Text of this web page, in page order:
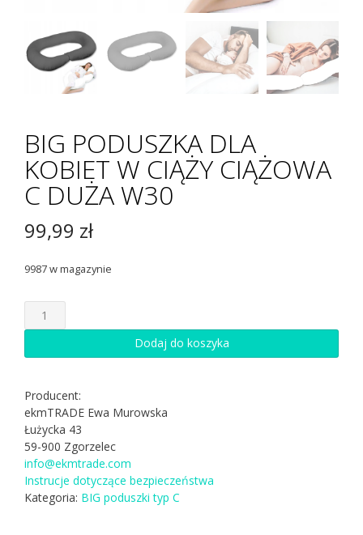
BIG PODUSZKA DLA
KOBIET W CIĄŻY CIĄŻOWA
C DUŻA W30
99,99 zł
9987 w magazynie
ilość
BIG
DLA
W
CIĄŻY
CIĄŻOWA
C
DUŻA
W30
Dodaj do koszyka
Producent:
ekmTRADE Ewa Murowska
Łużycka 43
59-900 Zgorzelec
info@ekmtrade.com
Instrucje dotyczące bezpieczeństwa
Kategoria: BIG poduszki typ C